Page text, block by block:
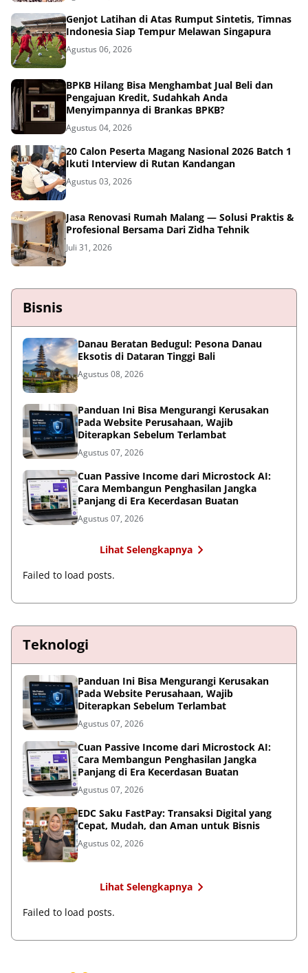
Genjot Latihan di Atas Rumput Sintetis, Timnas
Indonesia Siap Tempur Melawan Singapura
Agustus 06, 2026
BPKB Hilang Bisa Menghambat Jual Beli dan
Pengajuan Kredit, Sudahkah Anda
Menyimpannya di Brankas BPKB?
Agustus 04, 2026
20 Calon Peserta Magang Nasional 2026 Batch 1
Ikuti Interview di Rutan Kandangan
Agustus 03, 2026
Jasa Renovasi Rumah Malang — Solusi Praktis &
Profesional Bersama Dari Zidha Tehnik
Juli 31, 2026
Bisnis
Danau Beratan Bedugul: Pesona Danau
Eksotis di Dataran Tinggi Bali
Agustus 08, 2026
Panduan Ini Bisa Mengurangi Kerusakan
Pada Website Perusahaan, Wajib
Diterapkan Sebelum Terlambat
Agustus 07, 2026
Cuan Passive Income dari Microstock AI:
Cara Membangun Penghasilan Jangka
Panjang di Era Kecerdasan Buatan
Agustus 07, 2026
Lihat Selengkapnya
Failed to load posts.
Teknologi
Panduan Ini Bisa Mengurangi Kerusakan
Pada Website Perusahaan, Wajib
Diterapkan Sebelum Terlambat
Agustus 07, 2026
Cuan Passive Income dari Microstock AI:
Cara Membangun Penghasilan Jangka
Panjang di Era Kecerdasan Buatan
Agustus 07, 2026
EDC Saku FastPay: Transaksi Digital yang
Cepat, Mudah, dan Aman untuk Bisnis
Agustus 02, 2026
Lihat Selengkapnya
Failed to load posts.